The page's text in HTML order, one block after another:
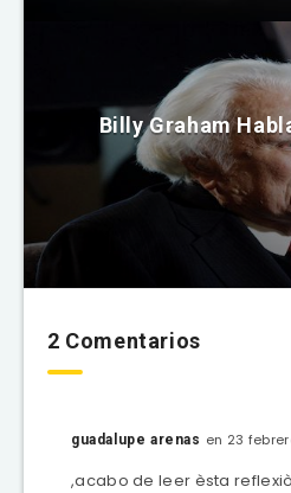
Billy Graham
2 Comentarios
guadalupe arenas en 23
,acabo de leer èsta